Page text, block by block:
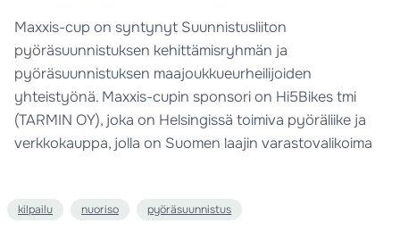
Maxxis-cup on syntynyt Suunnistusliiton
pyöräsuunnistuksen kehittämisryhmän ja
pyöräsuunnistuksen maajoukkueurheilijoiden
yhteistyönä. Maxxis-cupin sponsori on Hi5Bikes tmi
(TARMIN OY), joka on Helsingissä toimiva pyöräliike ja
verkkokauppa, jolla on Suomen laajin varastovalikoima
kilpailu nuoriso pyöräsuunnistus